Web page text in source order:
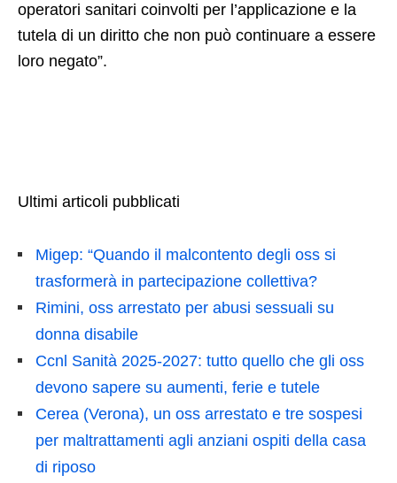
operatori sanitari coinvolti per l’applicazione e la
tutela di un diritto che non può continuare a essere
loro negato”.
Ultimi articoli pubblicati
Migep: “Quando il malcontento degli oss si
trasformerà in partecipazione collettiva?
Rimini, oss arrestato per abusi sessuali su
donna disabile
Ccnl Sanità 2025-2027: tutto quello che gli oss
devono sapere su aumenti, ferie e tutele
Cerea (Verona), un oss arrestato e tre sospesi
per maltrattamenti agli anziani ospiti della casa
di riposo